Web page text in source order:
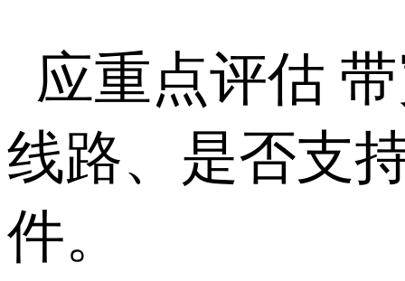
应重点评估
线路、是否支
件。